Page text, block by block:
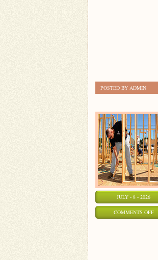
POSTED BY ADMIN
JULY - 8 - 2026
COMMENTS OFFON